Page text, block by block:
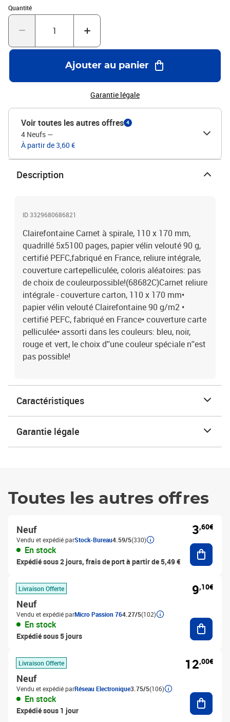
Quantité
Quantité : 1
Ajouter au panier
Garantie légale
Voir toutes les autres offres 4
4 Neufs —
À partir de 3,60 €
Description
ID 3329680686821
Clairefontaine Carnet à spirale, 110 x 170 mm,
quadrillé 5x5100 pages, papier vélin velouté 90 g,
certifié PEFC,fabriqué en France, reliure intégrale,
couverture cartepelliculée, coloris aléatoires: pas
de choix de couleurpossible!(68682C)Carnet reliure
intégrale - couverture carton, 110 x 170 mm•
papier vélin velouté Clairefontaine 90 g/m2 •
certifié PEFC, fabriqué en France• couverture carte
pelliculée• assorti dans les couleurs: bleu, noir,
rouge et vert, le choix d''une couleur spéciale n''est
pas possible!
Caractéristiques
Garantie légale
Toutes les autres offres
Neuf
Vendu et expédié parStock-Bureau4.59/5(330)
En stock
Expédié sous 2 jours, frais de port à partir de 5,49 €
3,60€
Livraison Offerte
Neuf
Vendu et expédié parMicro Passion 764.27/5(102)
En stock
Expédié sous 5 jours
9,10€
Livraison Offerte
Neuf
Vendu et expédié parRéseau Electronique3.75/5(106)
En stock
Expédié sous 1 jour
12,00€